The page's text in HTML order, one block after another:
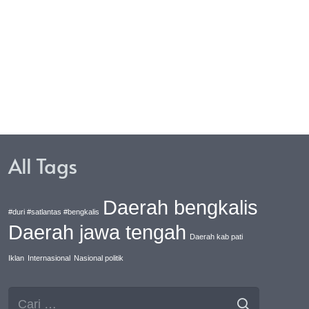
All Tags
#duri #satlantas #bengkalis
Daerah bengkalis
Daerah jawa tengah Daerah kab pati
Iklan Internasional Nasional politik